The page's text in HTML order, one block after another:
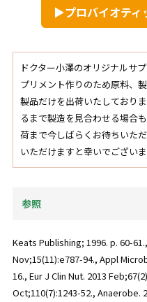
▶プロバイオティ
ドクター小澤のオリジナルサ
プリメント作りのため原料、
製品だけを出荷いたしており
るまで製造を見合わせる場合
荷まで今しばらくお待ちいた
いただけますと幸いでございま
参照
Keats Publishing; 1996. p. 60-
Nov;15(11):e787-94., Appl
16., Eur J Clin Nut. 2013
Oct;110(7):1243-52., Anaerobe.